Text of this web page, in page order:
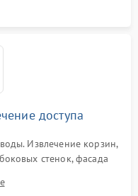
доступа
Извлечение корзин,
стенок, фасада
и сливной помпе.